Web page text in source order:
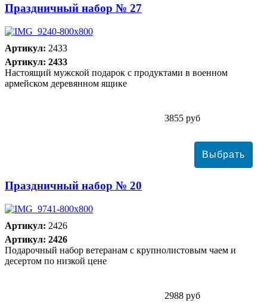
Праздничный набор № 27
Артикул: 2433
Артикул: 2433
Настоящий мужской подарок с продуктами в военном
армейском деревянном ящике
3855 руб
Праздничный набор № 20
Артикул: 2426
Артикул: 2426
Подарочный набор ветеранам с крупнолистовым чаем и
десертом по низкой цене
2988 руб